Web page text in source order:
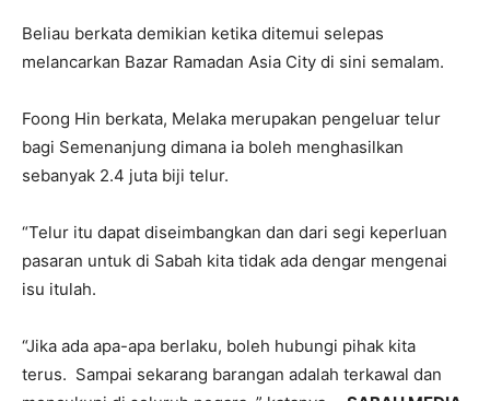
Beliau berkata demikian ketika ditemui selepas
melancarkan Bazar Ramadan Asia City di sini semalam.
Foong Hin berkata, Melaka merupakan pengeluar telur
bagi Semenanjung dimana ia boleh menghasilkan
sebanyak 2.4 juta biji telur.
“Telur itu dapat diseimbangkan dan dari segi keperluan
pasaran untuk di Sabah kita tidak ada dengar mengenai
isu itulah.
“Jika ada apa-apa berlaku, boleh hubungi pihak kita
terus. Sampai sekarang barangan adalah terkawal dan